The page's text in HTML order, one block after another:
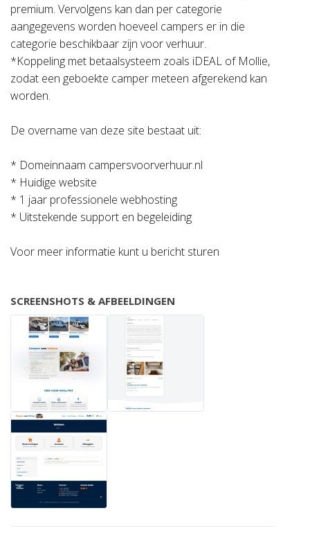
premium. Vervolgens kan dan per categorie
aangegevens worden hoeveel campers er in die
categorie beschikbaar zijn voor verhuur.
*Koppeling met betaalsysteem zoals iDEAL of Mollie,
zodat een geboekte camper meteen afgerekend kan
worden.
De overname van deze site bestaat uit:
* Domeinnaam campersvoorverhuur.nl
* Huidige website
* 1 jaar professionele webhosting
* Uitstekende support en begeleiding
Voor meer informatie kunt u bericht sturen
SCREENSHOTS & AFBEELDINGEN